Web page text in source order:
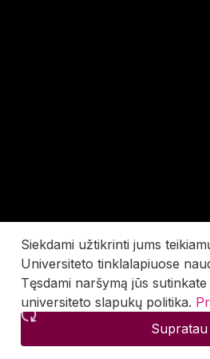
Siekdami užtikrinti jums
Universiteto tinklalapiuose
Tęsdami naršymą jūs
universiteto slapukų politika.
Supratau